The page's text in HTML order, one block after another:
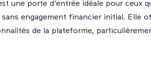
une porte d'entrée idéale pour ceux
engagement financier initial. Elle
de la plateforme,